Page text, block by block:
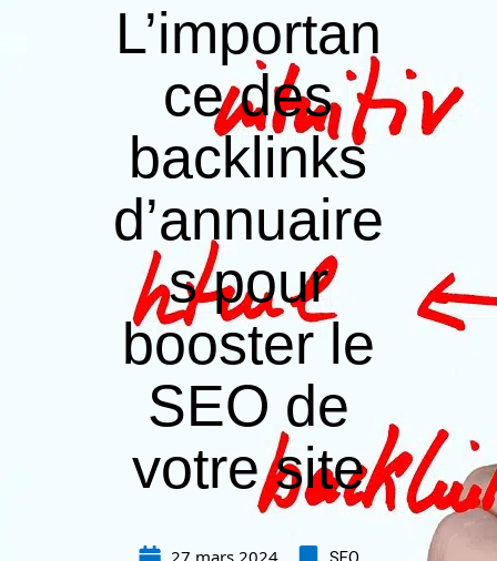
L’importan
ce des
backlinks
d’annuaire
s pour
booster le
SEO de
votre site
27 mars 2024